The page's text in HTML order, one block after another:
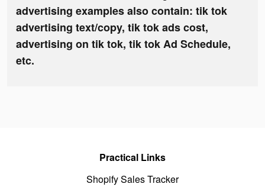
advertising examples also contain: tik tok
advertising text/copy, tik tok ads cost,
advertising on tik tok, tik tok Ad Schedule,
etc.
Practical Links
Shopify Sales Tracker